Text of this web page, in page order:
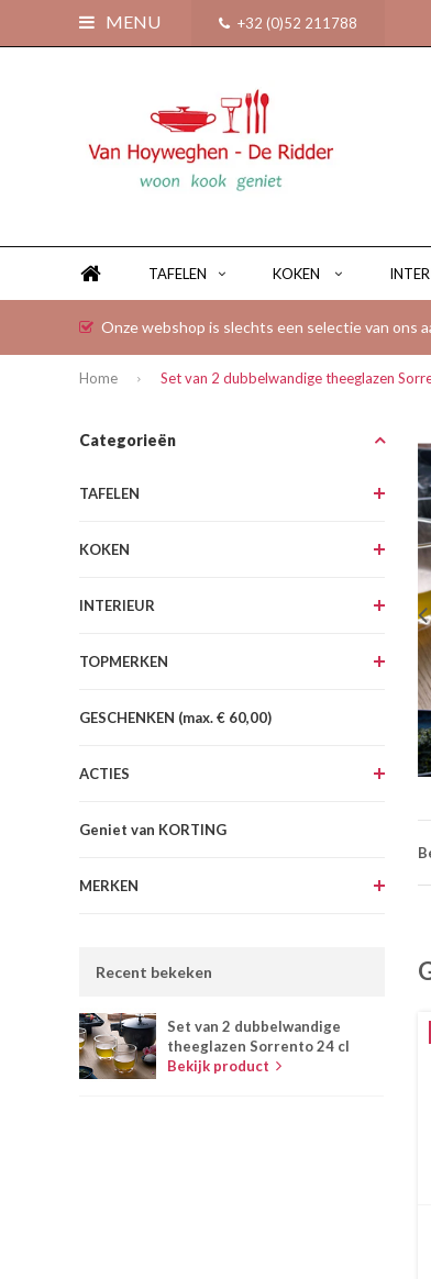
MENU +32 (0)52 211788
TAFELEN KOKEN
Onze webshop is slechts een selectie van ons
Home Set van 2 dubbelwandige theeglazen
Categorieën
TAFELEN
KOKEN
INTERIEUR
TOPMERKEN
GESCHENKEN (max. € 60,00)
ACTIES
Geniet van KORTING
MERKEN
Recent bekeken
Set van 2 dubbelwandige
theeglazen Sorrento 24 cl
Bekijk product